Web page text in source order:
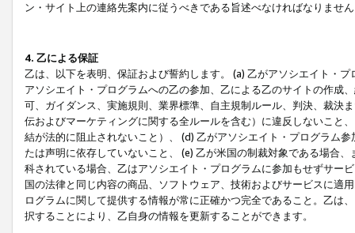
ン・サイト上の連絡先案内に従うべきである旨述べなければなりませ
4. 乙による保証
乙は、以下を表明、保証および誓約します。 (a) 乙がアソシエイト・
アソシエイト・プログラムへの乙の参加、乙による乙のサイトの作成
可、ガイダンス、実施規則、業界標準、自主規制ルール、判決、裁決
伝およびマーケティングに関する全ルールを含む）に違反しないこと
結が法的に阻止されないこと）、 (d) 乙がアソシエイト・プログラム
たは声明に依存していないこと、 (e) 乙が米国の制裁対象である場合
科されている場合、乙はアソシエイト・プログラムに参加もせずサー
国の法律と同じ内容の商品、ソフトウェア、技術およびサービスに適
ログラムに関して提供する情報が常に正確かつ完全であること。乙は
択することにより、乙自身の情報を更新することができます。